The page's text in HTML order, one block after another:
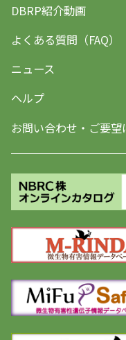
DBRP紹介動画
よくある質問（FAQ）
ニュース
ヘルプ
お問い合わせ・ご要望